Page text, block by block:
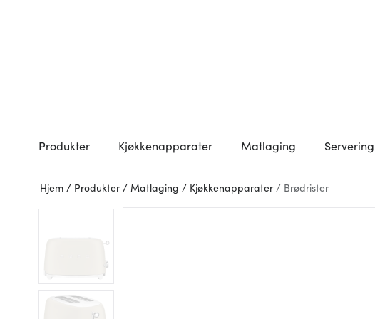
Produkter Kjøkkenapparater Matlaging Servering
Hjem / Produkter / Matlaging / Kjøkkenapparater / Brødrister